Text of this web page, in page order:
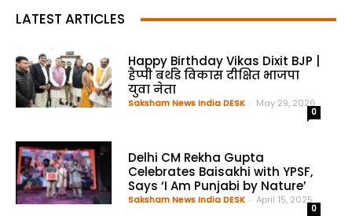
LATEST ARTICLES
Happy Birthday Vikas Dixit BJP |
हैप्पी बर्थडे विकास दीक्षित भाजपा
युवा नेता
Saksham News India DESK - May 29, 2026
0
Delhi CM Rekha Gupta
Celebrates Baisakhi with YPSF,
Says ‘I Am Punjabi by Nature’
Saksham News India DESK - April 15, 2025
0